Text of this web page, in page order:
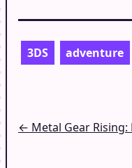
3DS adventure
← Metal Gear Rising: